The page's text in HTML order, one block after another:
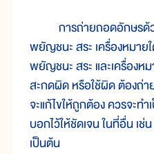
การถ่ายถอดอักษรด้ว
พยัญชนะ สระ เครื่องหมาย
พยัญชนะ สระ และเครื่อง
สะกดผิด หรือใช้ผิด ต้องถ่
จะแก้ไขให้ถูกต้อง ควรจะท
บอกไว้ให้ชัดเจน ในที่อื่น เช่
เป็นต้น